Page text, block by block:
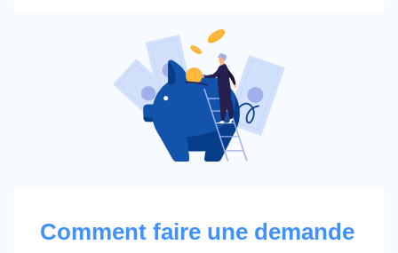
Comment faire une demande